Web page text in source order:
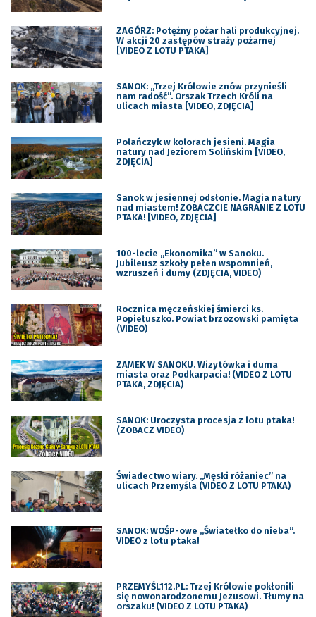
ZAGÓRZ: Potężny pożar hali produkcyjnej.
W akcji 20 zastępów straży pożarnej
[VIDEO Z LOTU PTAKA]
SANOK: „Trzej Królowie znów przynieśli
nam radość”. Orszak Trzech Króli na
ulicach miasta [VIDEO, ZDJĘCIA]
Polańczyk w kolorach jesieni. Magia
natury nad Jeziorem Solińskim [VIDEO,
ZDJĘCIA]
Sanok w jesiennej odsłonie. Magia natury
nad miastem! ZOBACZCIE NAGRANIE Z LOTU
PTAKA! [VIDEO, ZDJĘCIA]
100-lecie „Ekonomika” w Sanoku.
Jubileusz szkoły pełen wspomnień,
wzruszeń i dumy (ZDJĘCIA, VIDEO)
Rocznica męczeńskiej śmierci ks.
Popiełuszko. Powiat brzozowski pamięta
(VIDEO)
ZAMEK W SANOKU. Wizytówka i duma
miasta oraz Podkarpacia! (VIDEO Z LOTU
PTAKA, ZDJĘCIA)
SANOK: Uroczysta procesja z lotu ptaka!
(ZOBACZ VIDEO)
Świadectwo wiary. „Męski różaniec” na
ulicach Przemyśla (VIDEO Z LOTU PTAKA)
SANOK: WOŚP-owe „Światełko do nieba”.
VIDEO z lotu ptaka!
PRZEMYŚL112.PL: Trzej Królowie pokłonili
się nowonarodzonemu Jezusowi. Tłumy na
orszaku! (VIDEO Z LOTU PTAKA)